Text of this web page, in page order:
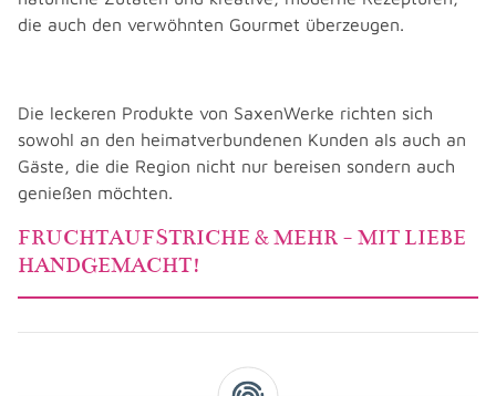
die auch den verwöhnten Gourmet überzeugen.
Die leckeren Produkte von SaxenWerke richten sich
sowohl an den heimatverbundenen Kunden als auch an
Gäste, die die Region nicht nur bereisen sondern auch
genießen möchten.
FRUCHTAUFSTRICHE & MEHR - MIT LIEBE
HANDGEMACHT!